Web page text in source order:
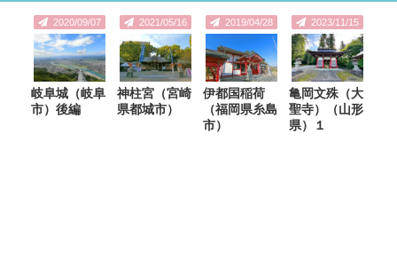
2020/09/07
岐阜城（岐阜
市）後編
2021/05/16
神柱宮（宮崎
県都城市）
2019/04/28
伊都国稲荷
（福岡県糸島
市）
2023/11/15
亀岡文殊（大
聖寺）（山形
県）１